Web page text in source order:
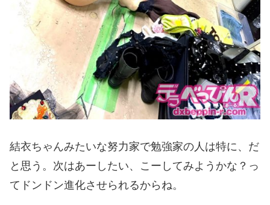
結衣ちゃんみたいな努力家で勉強家の人は特に、だ
と思う。次はあーしたい、こーしてみようかな？っ
てドンドン進化させられるからね。